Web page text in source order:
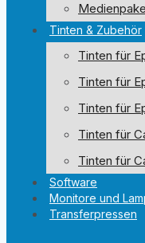
Tinten & Zubehör
Tinten für
Tinten für
Tinten für
Tinten für
Tinten für
Software
Monitore und
Transferpressen